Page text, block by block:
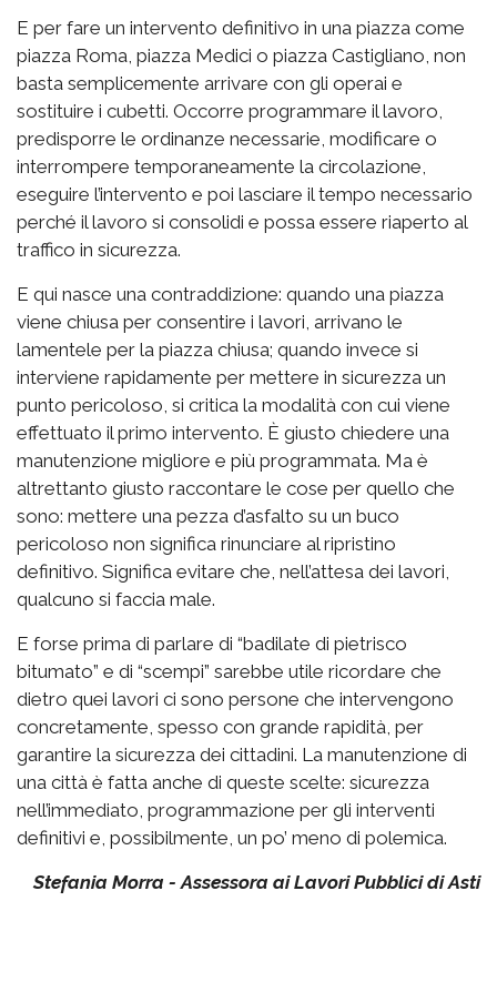
E per fare un intervento definitivo in una piazza come
piazza Roma, piazza Medici o piazza Castigliano, non
basta semplicemente arrivare con gli operai e
sostituire i cubetti. Occorre programmare il lavoro,
predisporre le ordinanze necessarie, modificare o
interrompere temporaneamente la circolazione,
eseguire l’intervento e poi lasciare il tempo necessario
perché il lavoro si consolidi e possa essere riaperto al
traffico in sicurezza.
E qui nasce una contraddizione: quando una piazza
viene chiusa per consentire i lavori, arrivano le
lamentele per la piazza chiusa; quando invece si
interviene rapidamente per mettere in sicurezza un
punto pericoloso, si critica la modalità con cui viene
effettuato il primo intervento. È giusto chiedere una
manutenzione migliore e più programmata. Ma è
altrettanto giusto raccontare le cose per quello che
sono: mettere una pezza d’asfalto su un buco
pericoloso non significa rinunciare al ripristino
definitivo. Significa evitare che, nell’attesa dei lavori,
qualcuno si faccia male.
E forse prima di parlare di “badilate di pietrisco
bitumato” e di “scempi” sarebbe utile ricordare che
dietro quei lavori ci sono persone che intervengono
concretamente, spesso con grande rapidità, per
garantire la sicurezza dei cittadini. La manutenzione di
una città è fatta anche di queste scelte: sicurezza
nell’immediato, programmazione per gli interventi
definitivi e, possibilmente, un po’ meno di polemica.
Stefania Morra - Assessora ai Lavori Pubblici di Asti